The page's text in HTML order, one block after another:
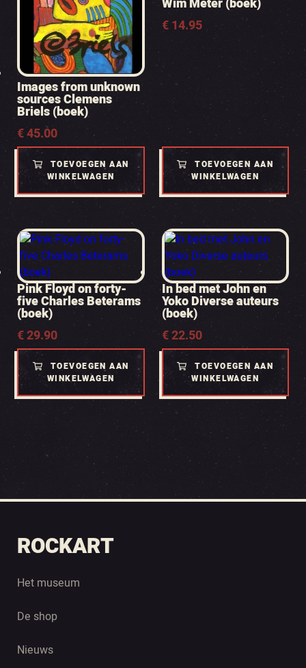
Images from unknown
sources Clemens
Briels (boek)
€45.00
TOEVOEGEN AAN
WINKELWAGEN
Wim Meter (boek)
€14.95
TOEVOEGEN AAN
WINKELWAGEN
Pink Floyd on forty-
five Charles Beterams
(boek)
€29.90
TOEVOEGEN AAN
WINKELWAGEN
In bed met John en
Yoko Diverse auteurs
(boek)
€22.50
TOEVOEGEN AAN
WINKELWAGEN
ROCKART
Het museum
De shop
Nieuws